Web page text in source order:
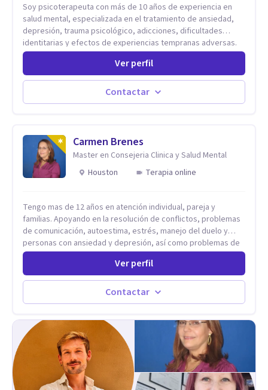
Soy psicoterapeuta con más de 10 años de experiencia en
salud mental, especializada en el tratamiento de ansiedad,
depresión, trauma psicológico, adicciones, dificultades
identitarias y efectos de experiencias tempranas adversas.
Ofrezco un espacio terapéutico seguro, confidencial y
profundamente humano, donde el dolor emocional puede
transformarse en autoconocimiento, regulación emocional y
psicoanálisis, terapia somática y de trauma, psicología
Psicología Analítica Junguiana. Mi abordaje también incorpora
perspectivas interculturales, ecopsicología y el trabajo
simbólico con el inconsciente, entendiendo que cada
proceso terapéutico es único y requiere una mirada
Ver perfil
Contactar
Carmen Brenes
Master en Consejeria Clinica y Salud Mental
Houston
Terapia online
Tengo mas de 12 años en atención individual, pareja y
familias. Apoyando en la resolución de conflictos, problemas
de comunicación, autoestima, estrés, manejo del duelo y
personas con ansiedad y depresión, así como problemas de
conducta y comportamiento. Desarrollo de personas
Estableciendo metas a corto y largo plazo, es vital para la
vida de cada uno tener su propia vision.
Ver perfil
Contactar